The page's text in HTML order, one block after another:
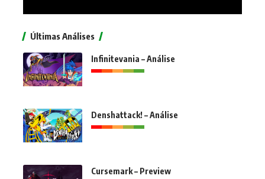
Últimas Análises
Infinitevania – Análise
Denshattack! – Análise
Cursemark – Preview